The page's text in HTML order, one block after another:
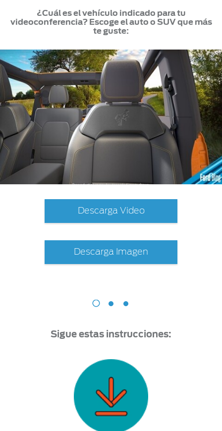
¿Cuál es el vehículo indicado para tu
videoconferencia? Escoge el auto o SUV que más
te guste:
Descarga Video
Descarga Imagen
Sigue estas instrucciones: